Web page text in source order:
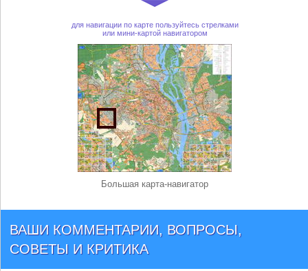
для навигации по карте пользуйтесь стрелками
или мини-картой навигатором
Большая карта-навигатор
ВАШИ КОММЕНТАРИИ, ВОПРОСЫ,
СОВЕТЫ И КРИТИКА